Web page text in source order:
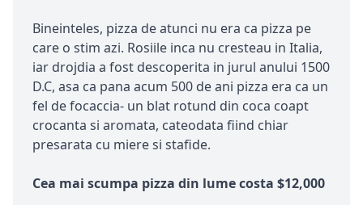
Bineinteles, pizza de atunci nu era ca pizza pe
care o stim azi. Rosiile inca nu cresteau in Italia,
iar drojdia a fost descoperita in jurul anului 1500
D.C, asa ca pana acum 500 de ani pizza era ca un
fel de focaccia- un blat rotund din coca coapt
crocanta si aromata, cateodata fiind chiar
presarata cu miere si stafide.
Cea mai scumpa pizza din lume costa $12,000